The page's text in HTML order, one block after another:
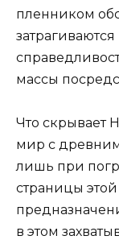
пленником
массы
Что скрывает
мир с
лишь при
страницы
в этом